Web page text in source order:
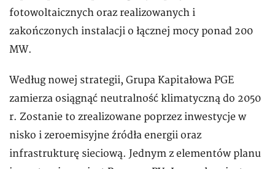
fotowoltaicznych oraz realizowanych i
zakończonych instalacji o łącznej mocy ponad 200
MW.
Według nowej strategii, Grupa Kapitałowa PGE
zamierza osiągnąć neutralność klimatyczną do 2050
r. Zostanie to zrealizowane poprzez inwestycje w
nisko i zeroemisyjne źródła energii oraz
infrastrukturę sieciową. Jednym z elementów planu